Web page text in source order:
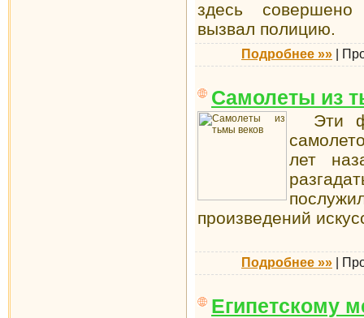
здесь
вызвал полицию.
Подробнее »» |
Самолеты из
Эти
лет
произведений
Подробнее »» |
Египетскому